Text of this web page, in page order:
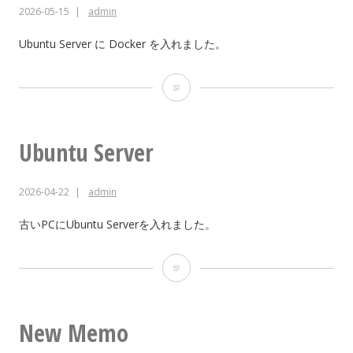
2026-05-15 admin
Ubuntu Server に Docker を入れました。
Docker
Ubuntu Server
2026-04-22 admin
古いPCにUbuntu Serverを入れました。
Ubuntu
New Memo